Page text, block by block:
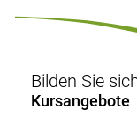
Bilden Sie
Kursangebote